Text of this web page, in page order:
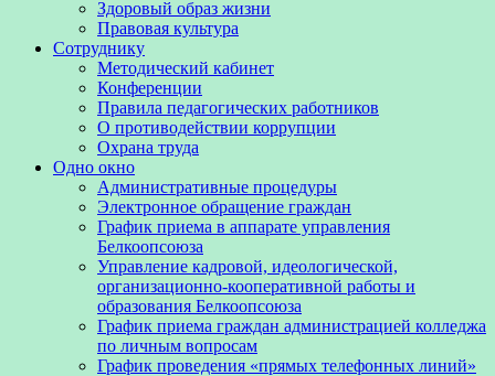
Здоровый образ жизни
Правовая культура
Сотруднику
Методический кабинет
Конференции
Правила педагогических работников
О противодействии коррупции
Охрана труда
Одно окно
Административные процедуры
Электронное обращение граждан
График приема в аппарате управления
Белкоопсоюза
Управление кадровой, идеологической,
организационно-кооперативной работы и
образования Белкоопсоюза
График приема граждан администрацией колледжа
по личным вопросам
График проведения «прямых телефонных линий»